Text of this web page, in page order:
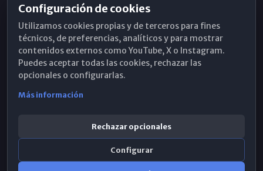
Horarios de Misa
Hemeroteca
WhatsApp
Configuración de cookies
Utilizamos cookies propias y de terceros para fines
técnicos, de preferencias, analíticos y para mostrar
contenidos externos como YouTube, X o Instagram.
Puedes aceptar todas las cookies, rechazar las
opcionales o configurarlas.
Más información
Rechazar opcionales
Configurar